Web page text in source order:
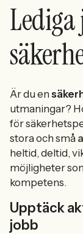
Sök
Ny här?
Är du en
utmaningar?
för
stora och små
heltid, deltid,
möjligheter
kompetens.
Upptäck
jobb